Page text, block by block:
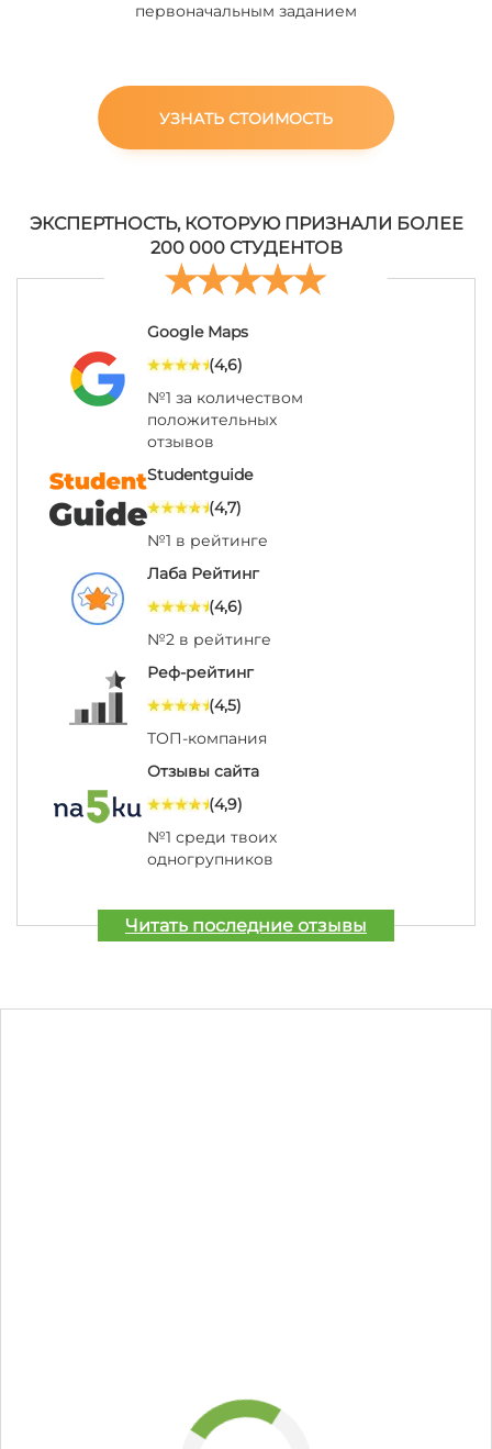
первоначальным заданием
УЗНАТЬ СТОИМОСТЬ
ЭКСПЕРТНОСТЬ, КОТОРУЮ ПРИЗНАЛИ БОЛЕЕ
200 000 СТУДЕНТОВ
Google Maps
(4,6)
№1 за количеством
положительных
отзывов
Studentguide
(4,7)
№1 в рейтинге
Лаба Рейтинг
(4,6)
№2 в рейтинге
Реф-рейтинг
(4,5)
ТОП-компания
Отзывы сайта
(4,9)
№1 среди твоих
одногрупников
Читать последние отзывы